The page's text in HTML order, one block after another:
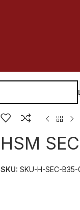
HSM
SKU: SKU-H-SEC-B35-